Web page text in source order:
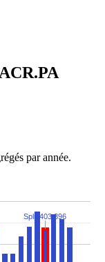
par année.
Split 403:396